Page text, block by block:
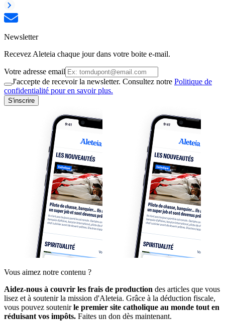
Newsletter
Recevez Aleteia chaque jour dans votre boite e-mail.
Votre adresse email
J'accepte de recevoir la newsletter. Consultez notre Politique de
confidentialité pour en savoir plus.
S'inscrire
Vous aimez notre contenu ?
Aidez-nous à couvrir les frais de production des articles que vous
lisez et à soutenir la mission d'Aleteia. Grâce à la déduction fiscale,
vous pouvez soutenirle premier site catholique au monde tout en
réduisant vos impôts. Faites un don dès maintenant.